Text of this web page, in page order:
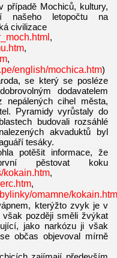
případě Mochiců, kultury,
letopočtu na
civilizace
,
,
,
english/mochica.htm)
se který se posléze
dodavatelem
nepálených cihel města,
Pyramidy vyrůstaly do
budovali rozsáhlé
akvaduktů byl
tesáky.
potěšit informace, že
pěstovat koku
kokain.htm,
,
omamne/kokain.htm
kterýžto zvyk je v
však později směli žvýkat
jako narkózu ji však
občas objevoval mírně